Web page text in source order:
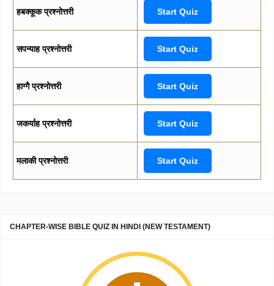
हबक्कूक प्रश्नोत्तरी Start Quiz
सपन्याह प्रश्नोत्तरी Start Quiz
हाग्गै प्रश्नोत्तरी Start Quiz
जकर्याह प्रश्नोत्तरी Start Quiz
मलाकी प्रश्नोत्तरी Start Quiz
CHAPTER-WISE BIBLE QUIZ IN HINDI (NEW TESTAMENT)